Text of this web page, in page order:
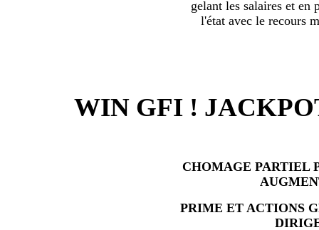
gelant les salaires et en
l'état avec le recours
WIN GFI !
CHOMAGE PARTIEL
PRIME ET ACTIONS